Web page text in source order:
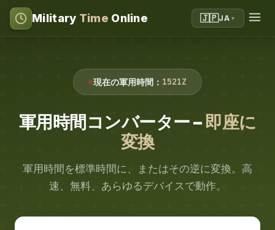
Military Time Online 🇯🇵JA ▼
現在の軍用時間： 1521Z
軍用時間コンバーター –即座に
変換
軍用時間を標準時間に、またはその逆に変換。高
速、無料、あらゆるデバイスで動作。